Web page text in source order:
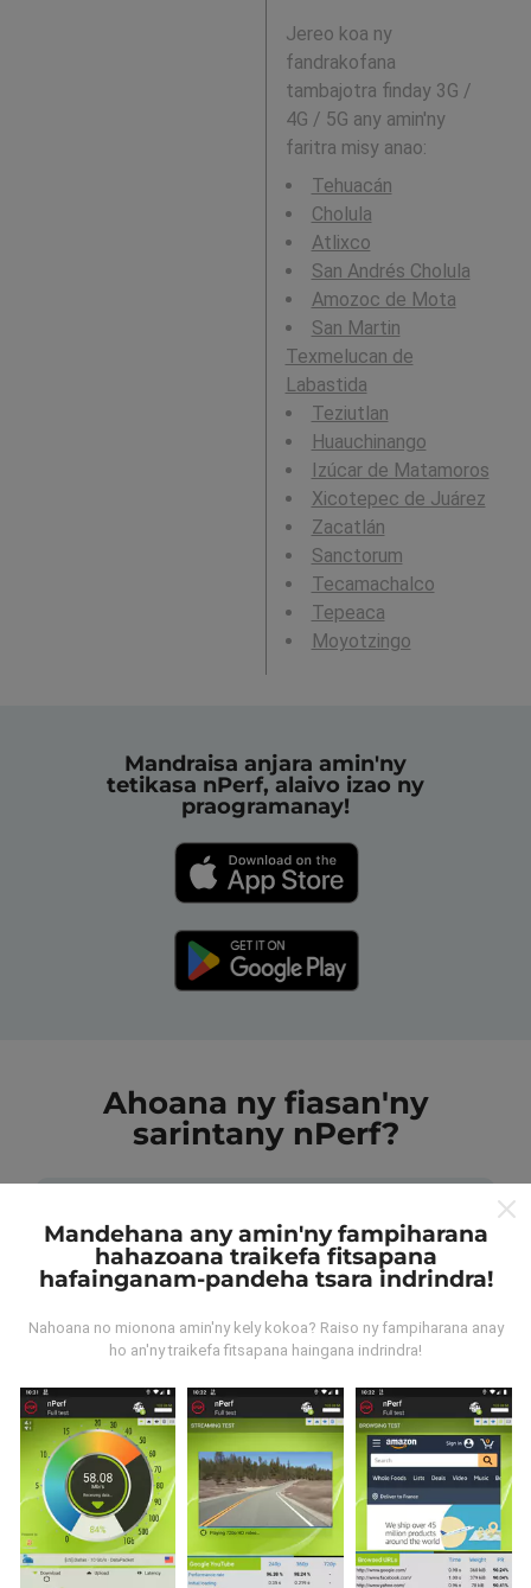
Jereo koa ny
fandrakofana
tambajotra finday 3G /
4G / 5G any amin'ny
faritra misy anao:
Tehuacán
Cholula
Atlixco
San Andrés Cholula
Amozoc de Mota
San Martin
Texmelucan de
Labastida
Teziutlan
Huauchinango
Izúcar de Matamoros
Xicotepec de Juárez
Zacatlán
Sanctorum
Tecamachalco
Tepeaca
Moyotzingo
Mandraisa anjara amin'ny
tetikasa nPerf, alaivo izao ny
praogramanay!
Ahoana ny fiasan'ny
sarintany nPerf?
Ny rakitra voangona tamin'ny andrana dia azo avy
dia mamoaka ny rakitra marina teny an-toerana. Raha
te hananadrana izany koa ianao, dia manasa anao
izahay hampiasa ny nPerf amin'ny findainao.Rehefa
maro ny rakitra voatahiry, vao mainka azo vakina ny
sarintany!
. Ireo andrana voaray rehetra dia aseho
amin'ny sarintany avokoa. Ny masontsivana rehetra
kosa dia ampiharina mialohan'ny fikajiana sy
famoahana azy.
Mandehana any amin'ny fampiharana
hahazoana traikefa fitsapana
hafainganam-pandeha tsara indrindra!
Nahoana no mionona amin'ny kely kokoa? Raiso ny fampiharana anay
ho an'ny traikefa fitsapana haingana indrindra!